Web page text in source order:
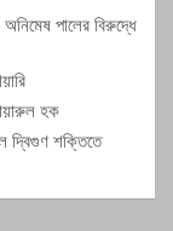
পালের বিরুদ্ধে
হক
দ্বিগুণ শক্তিতে